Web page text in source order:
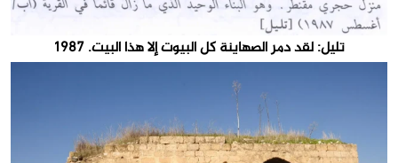
تليل: لقد دمر الصهاينة كل البيوت إلا هذا البيت. 1987